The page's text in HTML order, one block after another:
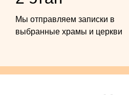
Мы отправляем записки в
выбранные храмы и церкви